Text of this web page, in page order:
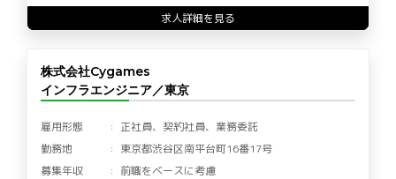
求人詳細を見る
株式会社Cygames
インフラエンジニア／東京
雇用形態
正社員、契約社員、業務委託
勤務地
東京都渋谷区南平台町16番17号
募集年収
前職をベースに考慮